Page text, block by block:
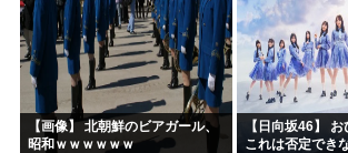
【画像】 北朝鮮のビアガール、
昭和ｗｗｗｗｗｗ
【日向坂46】 お
これは否定でき